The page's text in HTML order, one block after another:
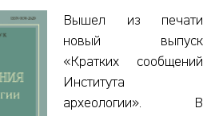
Вышел из печати
новый выпуск
«Кратких сообщений
Института
археологии». В